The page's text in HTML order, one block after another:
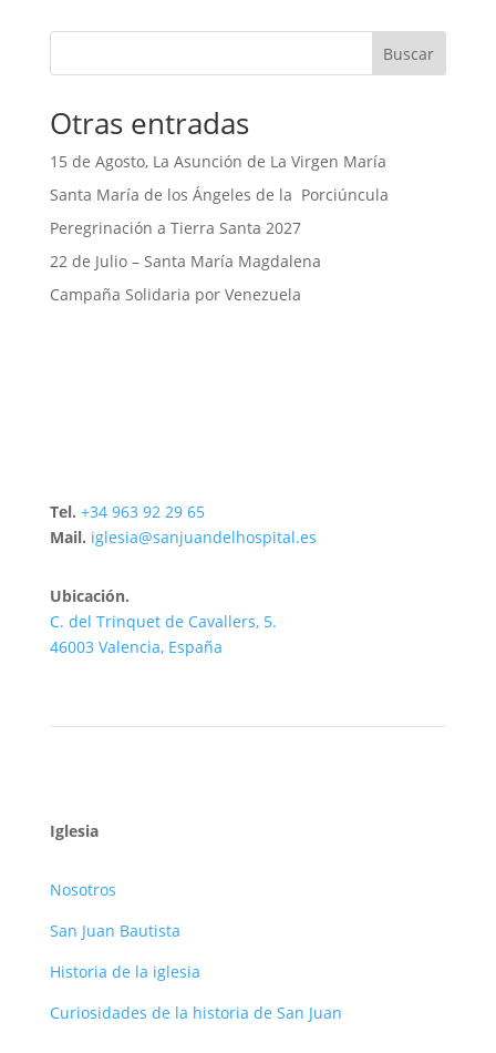
Buscar
Otras entradas
15 de Agosto, La Asunción de La Virgen María
Santa María de los Ángeles de la Porciúncula
Peregrinación a Tierra Santa 2027
22 de Julio – Santa María Magdalena
Campaña Solidaria por Venezuela
Tel. +34 963 92 29 65
Mail. iglesia@sanjuandelhospital.es
Ubicación.
C. del Trinquet de Cavallers, 5.
46003 Valencia, España
Iglesia
Nosotros
San Juan Bautista
Historia de la iglesia
Curiosidades de la historia de San Juan